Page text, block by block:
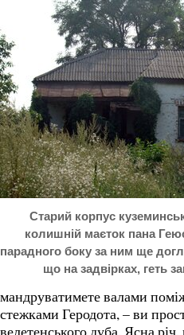
Старий корпус
колишній маєток пана
парадного боку за ним ще
що на задвірках, геть
мандруватимете валами
стежками Геродота, – ви
велетенського дуба. Ясна